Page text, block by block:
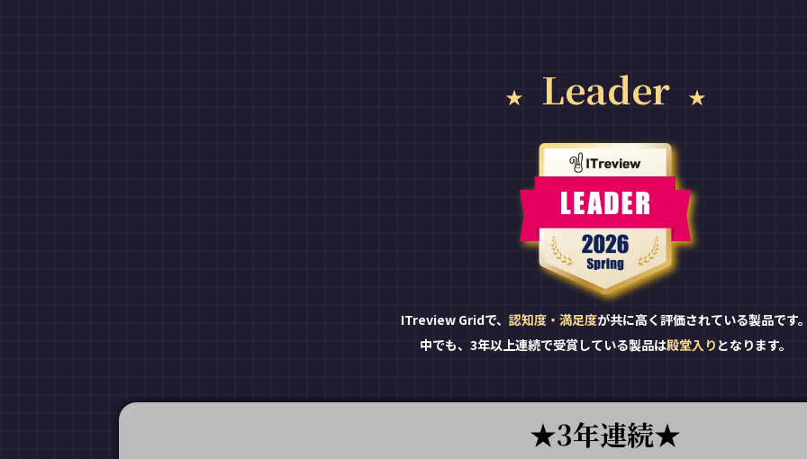
Leader
ITreview Gridで、 認知度・満足度が共に高く評価されている製品です
中でも、3年以上連続で受賞している製品は殿堂入り となります。
3年連続